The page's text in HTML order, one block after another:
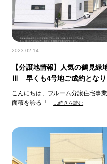
2023.02.14
【分譲地情報】人気の鶴見
Ⅲ 早くも4号地ご成約となり
こんにちは、ブルーム分譲住宅事
面積を誇る「
…続きを読む